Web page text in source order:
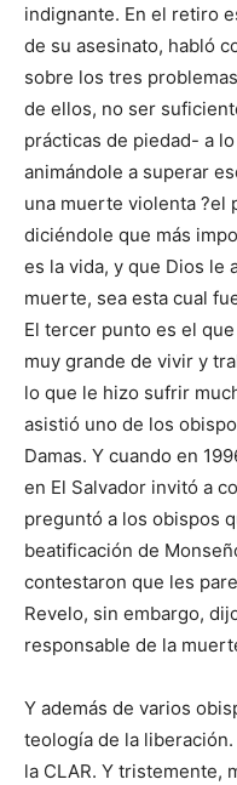
indignante. En el retiro
de su asesinato, habló
sobre los tres
de ellos, no ser
prácticas de piedad- a
animándole a superar
una muerte violenta ?el
diciéndole que más
es la vida, y que Dios le
muerte, sea esta cual
El tercer punto es el
muy grande de vivir y
lo que le hizo sufrir
asistió uno de los
Damas. Y cuando en
en El Salvador invitó a
preguntó a los obispos
beatificación de
contestaron que les
Revelo, sin embargo,
responsable de la
Y además de varios
teología de la
la CLAR. Y tristemente,